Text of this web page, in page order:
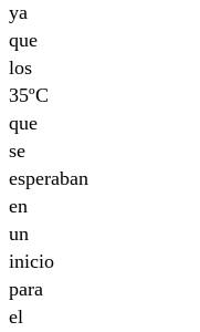
ya
que
los
35ºC
que
se
esperaban
en
un
inicio
para
el